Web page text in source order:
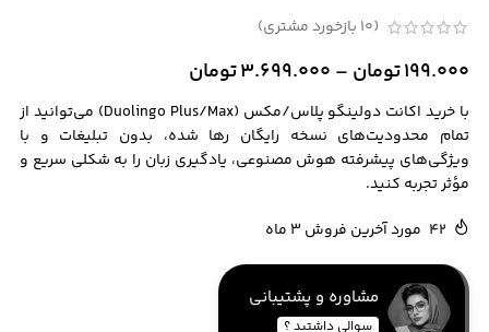
(
10 بازخورد مشتری)
199.000تومان –
3.699.000تومان
با خرید اکانت دولینگو
پلاس/مکس (Duolingo Plus/Max) می‌توانید از
تمام محدودیت‌های نسخه رایگان رها شده، بدون تبلیغات و با
ویژگی‌های پیشرفته هوش مصنوعی، یادگیری زبان را به شکلی سریع و
مؤثر تجربه کنید.
42 مورد آخرین فروش 3 ماه
مشاوره و پشتیبانی
سوالی داشتید ؟